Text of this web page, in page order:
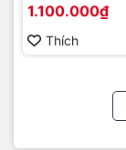
1.100.000₫
Thích